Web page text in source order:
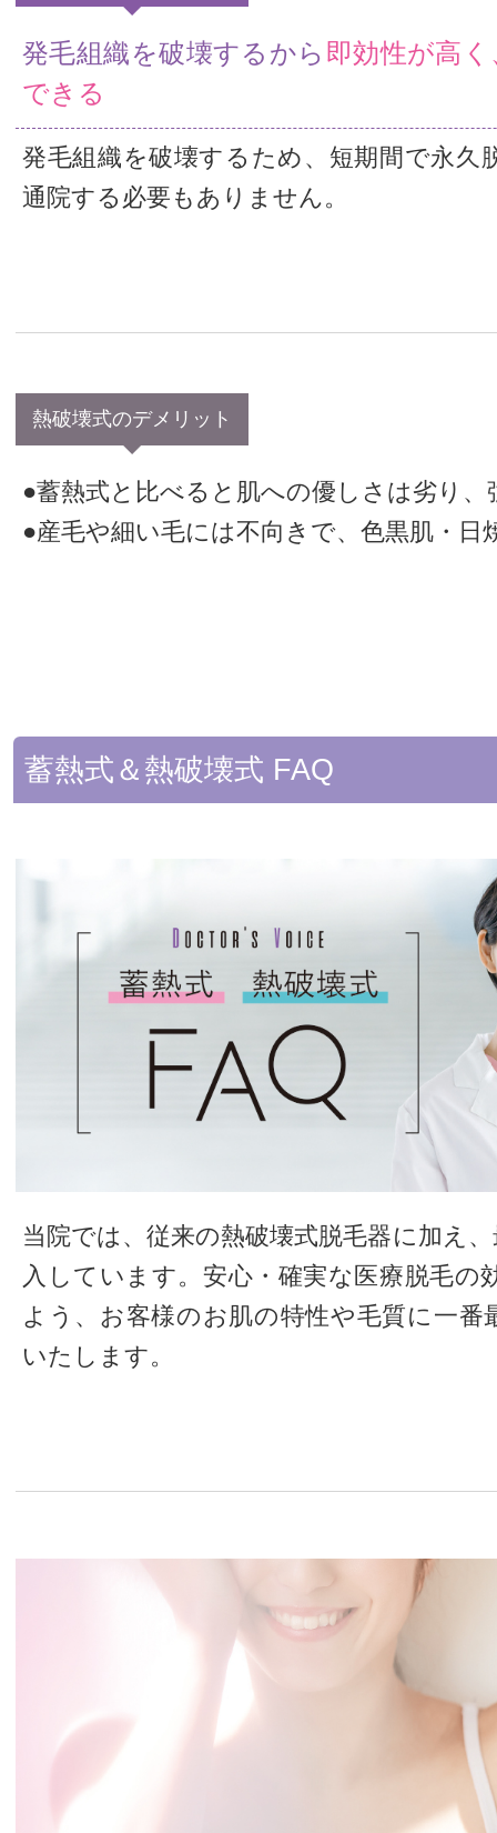
発毛組織を破壊するから 即効性が高
できる
発毛組織を破壊するため、短期間で永久
通院する必要もありません。
熱破壊式のデメリット
●蓄熱式と比べると肌への優しさは劣り
●産毛や細い毛には不向きで、色黒肌・日
蓄熱式＆熱破壊式 FAQ
当院では、従来の熱破壊式脱毛器に加え
入しています。安心・確実な医療脱毛の
よう、お客様のお肌の特性や毛質に一番
いたします。